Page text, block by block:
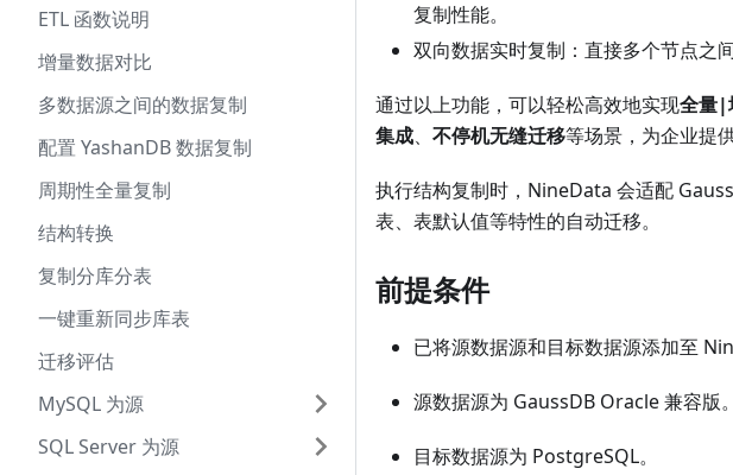
ETL 函数说明
增量数据对比
多数据源之间的数据复制
配置 YashanDB 数据复制
周期性全量复制
结构转换
复制分库分表
一键重新同步库表
迁移评估
MySQL 为源
SQL Server 为源
复制性能。
双向数据实时复制：直接多个节点之
通过以上功能，可以轻松高效地实现全量|
集成、 不停机无缝迁移等场景，为企业提
执行结构复制时，NineData 会适配
表、表默认值等特性的自动迁移。
前提条件
已将源数据源和目标数据源添加至
源数据源为 GaussDB Oracle 兼容版。
目标数据源为 PostgreSQL。